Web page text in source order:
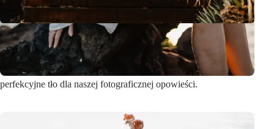
Playa Amarilla okazała się idealnym miejscem na tego typu sesję.
Złoty piasek, spokojne fale i dramatyczne niebo stworzyły
perfekcyjne tło dla naszej fotograficznej opowieści.